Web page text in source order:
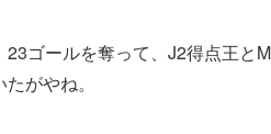
ゴールを奪って、J2得点王と
がやね。